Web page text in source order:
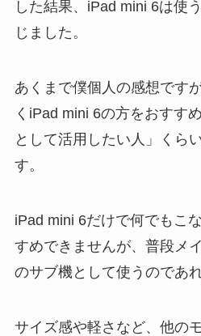
した結果、iPad mini 6は使
じました。
あくまで僕個人の感想です
くiPad mini 6の方をおすす
として活用したい人」くら
す。
iPad mini 6だけで何でもこ
すめできませんが、普段メ
のサブ機として使うのであ
サイズ感や軽さなど、他の